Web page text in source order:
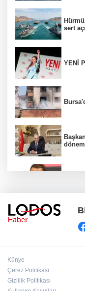
sert
YENİ
Künye
Çerez Politikası
Gizlilik Politikası